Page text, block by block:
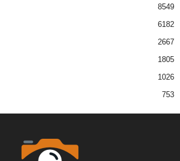
8549
6182
2667
1805
1026
753